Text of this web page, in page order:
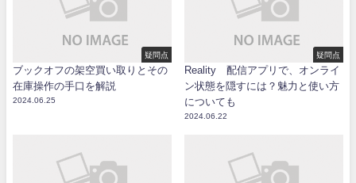
疑問点
ブックオフの架空買い取りとその
在庫操作の手口を解説
2024.06.25
疑問点
Reality 配信アプリで、オンライ
ン状態を隠すには？魅力と使い方
についても
2024.06.22